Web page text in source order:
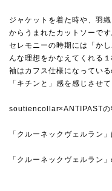
ジャケットを着た時や、羽
からうまれたカットソーです
セレモニーの時期には「か
んな理想をかなえてくれる１
袖はカフス仕様になってい
「キチンと」感を感じさせて
soutiencollar×ANTIPASTの
「クルーネックヴェルラン
「クルーネックヴェルラン